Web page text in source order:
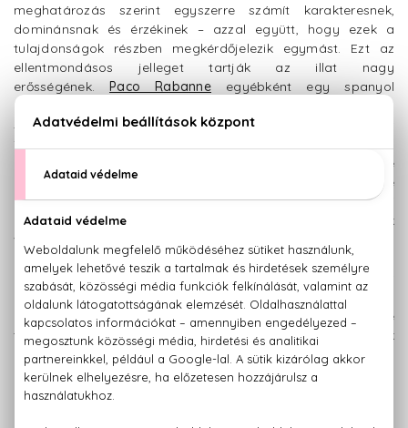
meghatározás szerint egyszerre számít karakteresnek,
dominánsnak és érzékinek – azzal együtt, hogy ezek a
tulajdonságok részben megkérdőjelezik egymást. Ezt az
ellentmondásos jelleget tartják az illat nagy
erősségének.Paco Rabanneegyébként egy spanyol
divattervező, aki Francisco Paco Rabane da Cuervo néven
született, majd Franciaországban nőtt fel, és felvette az
1966-ban megalapított márkájának is kölcsönzött álnevet.
Eleinte ékszereket tervezett – aki látott már Rabanne-féle
parfümöt, pontosan tudja, hogy azok üvegcséi szinte
önmagukban is ékszernek számítanak. Bár elsősorban a férfi
és a női divatban alkotott maradandót, a parfümök
világában szintén letette névjegyét. A leghíresebb alkotása
a 1 Million nevű férfi illat volt - ennek lett a női párja a Lady
Million, amely a már említett vonulat mentén káprázatos, az
arany színében pompázó, csiszolt gyémántot formáló
üveget kapott az elismerten a legjobb dizájnerek közé
tartozó Noe Duchaufour-Lawrance munkájának
köszönhetően. A Million elnevezéshez hűen mindkét parfüm
hamar több millió ember kedvencévé vált.